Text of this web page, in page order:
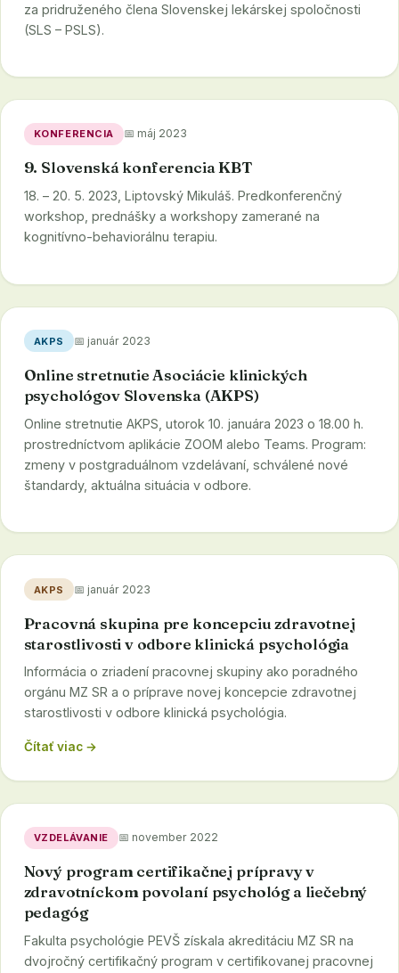
za pridruženého člena Slovenskej lekárskej spoločnosti
(SLS – PSLS).
KONFERENCIA 📅 máj 2023
9. Slovenská konferencia KBT
18. – 20. 5. 2023, Liptovský Mikuláš. Predkonferenčný
workshop, prednášky a workshopy zamerané na
kognitívno-behaviorálnu terapiu.
AKPS 📅 január 2023
Online stretnutie Asociácie klinických
psychológov Slovenska (AKPS)
Online stretnutie AKPS, utorok 10. januára 2023 o 18.00 h.
prostredníctvom aplikácie ZOOM alebo Teams. Program:
zmeny v postgraduálnom vzdelávaní, schválené nové
štandardy, aktuálna situácia v odbore.
AKPS 📅 január 2023
Pracovná skupina pre koncepciu zdravotnej
starostlivosti v odbore klinická psychológia
Informácia o zriadení pracovnej skupiny ako poradného
orgánu MZ SR a o príprave novej koncepcie zdravotnej
starostlivosti v odbore klinická psychológia.
Čítať viac →
VZDELÁVANIE 📅 november 2022
Nový program certifikačnej prípravy v
zdravotníckom povolaní psychológ a liečebný
pedagóg
Fakulta psychológie PEVŠ získala akreditáciu MZ SR na
dvojročný certifikačný program v certifikovanej pracovnej